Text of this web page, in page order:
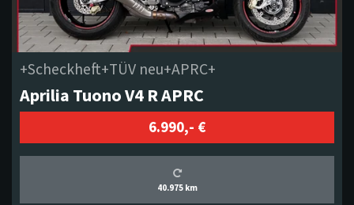
+Scheckheft+TÜV neu+APRC+
Aprilia Tuono V4 R APRC
6.990,- €
40.975 km